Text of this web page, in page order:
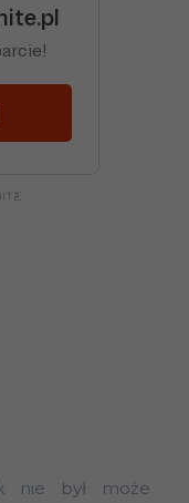
nie był może